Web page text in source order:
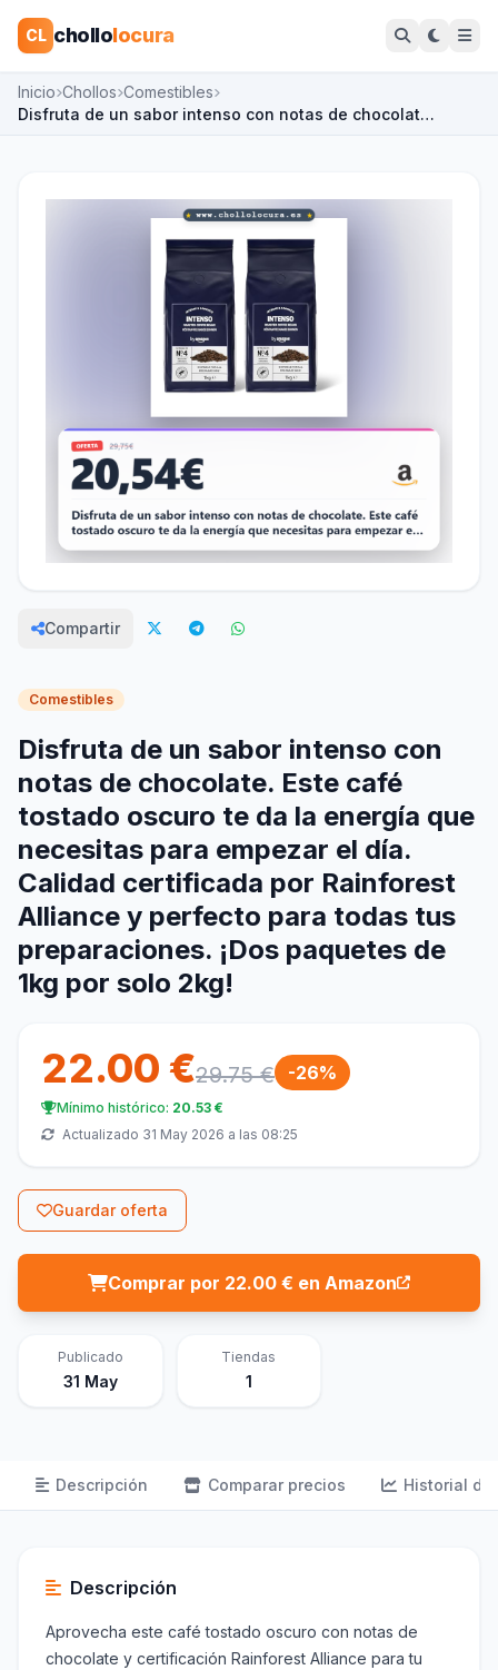
CL chollolocura
Inicio Chollos Comestibles
Disfruta de un sabor intenso con notas de chocolat…
Compartir
Comestibles
Disfruta de un sabor intenso con
notas de chocolate. Este café
tostado oscuro te da la energía que
necesitas para empezar el día.
Calidad certificada por Rainforest
Alliance y perfecto para todas tus
preparaciones. ¡Dos paquetes de
1kg por solo 2kg!
22.00 €29.75 € -26%
Mínimo histórico: 20.53 €
Actualizado 31 May 2026 a las 08:25
Guardar oferta
Comprar por 22.00 € en Amazon
Publicado
31 May
Tiendas
1
Descripción Comparar precios Historial de
Descripción
Aprovecha este café tostado oscuro con notas de
chocolate y certificación Rainforest Alliance para tu